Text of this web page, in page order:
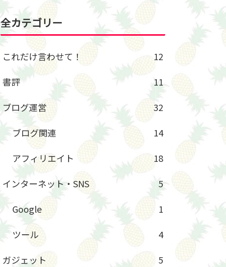
全カテゴリー
これだけ言わせて！
12
書評
11
ブログ運営
32
ブログ関連
14
アフィリエイト
18
インターネット・SNS
5
Google
1
ツール
4
ガジェット
5